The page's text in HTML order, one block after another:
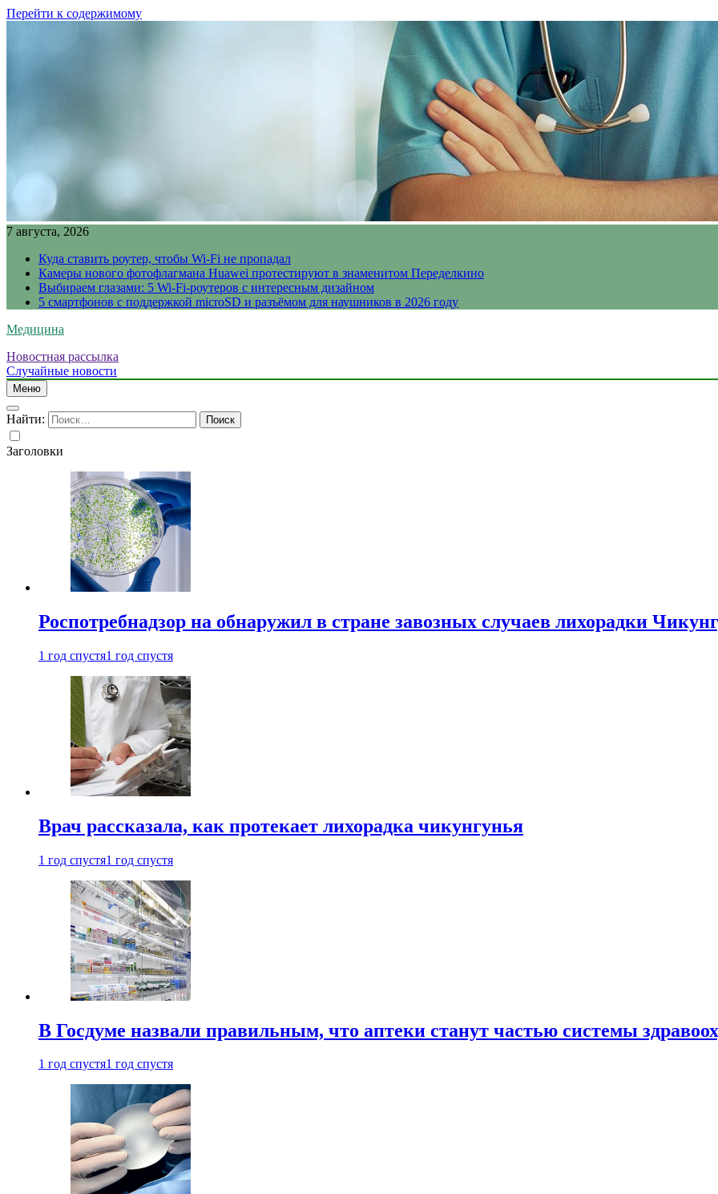
Перейти к содержимому
7 августа, 2026
Куда ставить роутер, чтобы Wi-Fi не пропадал
Камеры нового фотофлагмана Huawei протестируют в знаменитом Переделкино
Выбираем глазами: 5 Wi-Fi-роутеров с интересным дизайном
5 смартфонов с поддержкой microSD и разъёмом для наушников в 2026 году
Медицина
Новостная рассылка
Случайные новости
Меню
Найти:
Заголовки
Роспотребнадзор на обнаружил в стране завозных случаев лихорадки
1 год спустя1 год спустя
Врач рассказала, как протекает лихорадка чикунгунья
1 год спустя1 год спустя
В Госдуме назвали правильным, что аптеки станут частью системы
1 год спустя1 год спустя